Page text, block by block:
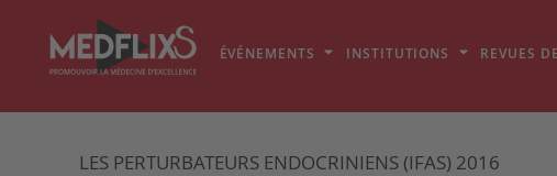
ÉVÉNEMENTS INSTITUTIONS REVUES
LES PERTURBATEURS ENDOCRINIENS (IFAS) 2016